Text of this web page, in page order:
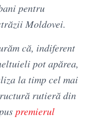
pentru
Moldovei.
că, indiferent
pot apărea,
la timp cel mai
rutieră din
premierul